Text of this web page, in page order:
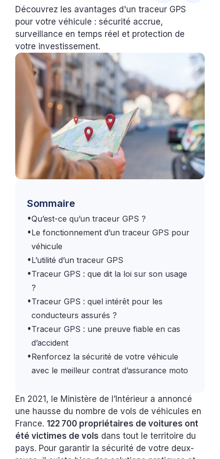
Découvrez les avantages d'un traceur GPS
pour votre véhicule : sécurité accrue,
surveillance en temps réel et protection de
votre investissement.
Sommaire
•Qu’est-ce qu’un traceur GPS ?
•Le fonctionnement d’un traceur GPS pour
véhicule
•L’utilité d’un traceur GPS
•Traceur GPS : que dit la loi sur son usage
?
•Traceur GPS : quel intérêt pour les
conducteurs assurés ?
•Traceur GPS : une preuve fiable en cas
d’accident
•Renforcez la sécurité de votre véhicule
avec le meilleur contrat d’assurance moto
En 2021, le Ministère de l’Intérieur a annoncé
une hausse du nombre de vols de véhicules en
France. 122 700 propriétaires de voitures ont
été victimes de vols dans tout le territoire du
pays. Pour garantir la sécurité de votre deux-